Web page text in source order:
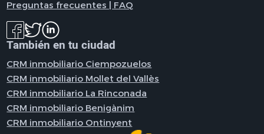
Preguntas frecuentes | FAQ
También en tu ciudad
CRM inmobiliario Ciempozuelos
CRM inmobiliario Mollet del Vallès
CRM inmobiliario La Rinconada
CRM inmobiliario Benigànim
CRM inmobiliario Ontinyent